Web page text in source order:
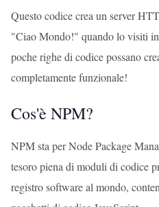
Questo codice crea un server
"Ciao Mondo!" quando lo visiti
poche righe di codice possano
completamente funzionale!
Cos'è NPM?
NPM sta per Node Package
tesoro piena di moduli di codice
registro software al mondo,